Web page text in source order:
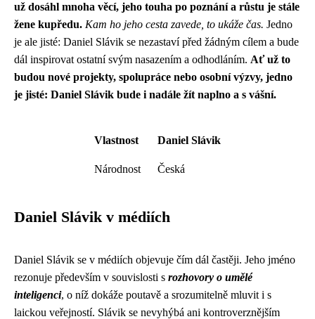
už dosáhl mnoha věcí, jeho touha po poznání a růstu je stále
žene kupředu. Kam ho jeho cesta zavede, to ukáže čas. Jedno
je ale jisté: Daniel Slávik se nezastaví před žádným cílem a bude
dál inspirovat ostatní svým nasazením a odhodláním. Ať už to
budou nové projekty, spolupráce nebo osobní výzvy, jedno
je jisté: Daniel Slávik bude i nadále žít naplno a s vášní.
Vlastnost Daniel Slávik
Národnost Česká
Daniel Slávik v médiích
Daniel Slávik se v médiích objevuje čím dál častěji. Jeho jméno
rezonuje především v souvislosti s rozhovory o umělé
inteligenci, o níž dokáže poutavě a srozumitelně mluvit i s
laickou veřejností. Slávik se nevyhýbá ani kontroverznějším